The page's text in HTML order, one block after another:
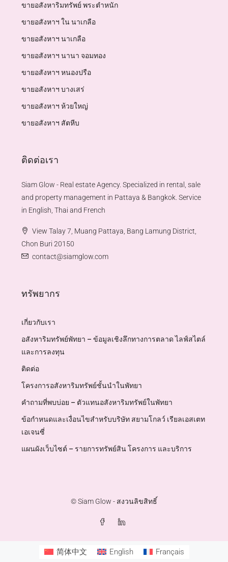
ขายอสังหาริมทรัพย์ พระตำหนัก
ขายอสังหาฯ ใน นาเกลือ
ขายอสังหาฯ นาเกลือ
ขายอสังหาฯ นานา จอมทอง
ขายอสังหาฯ หนองปรือ
ขายอสังหาฯ บางเสร่
ขายอสังหาฯ ห้วยใหญ่
ขายอสังหาฯ สัตหีบ
ติดต่อเรา
Siam Glow - Real estate Agency. Specialized in rental, sale
and property management in Pattaya & Bangkok. Service
in English, Thai and French
View Talay 7, Muang Pattaya, Bang Lamung District,
Chon Buri 20150
contact@siamglow.com
ทรัพยากร
เกี่ยวกับเรา
อสังหาริมทรัพย์พัทยา – ข้อมูลเชิงลึกทางการตลาด ไลฟ์สไตล์
และการลงทุน
ติดต่อ
โครงการอสังหาริมทรัพย์ชั้นนำในพัทยา
คำถามที่พบบ่อย – ตัวแทนอสังหาริมทรัพย์ในพัทยา
ข้อกำหนดและเงื่อนไขสำหรับบริษัท สยามโกลว์ เรียลเอสเตท
เอเจนซี่
แผนผังเว็บไซต์ – รายการทรัพย์สิน โครงการ และบริการ
© Siam Glow - สงวนลิขสิทธิ์
简体中文 English Français